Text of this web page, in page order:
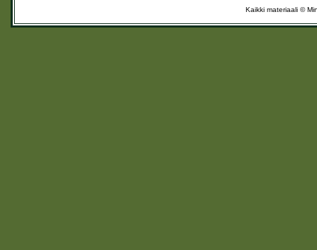
Kaikki materiaali ©